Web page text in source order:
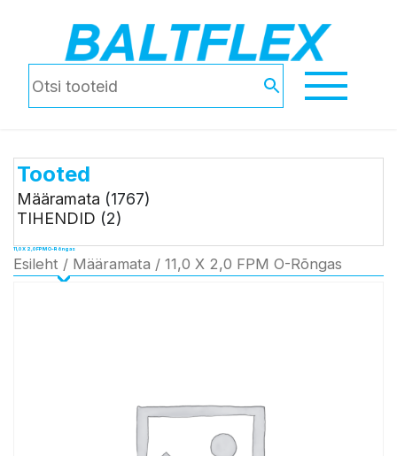
Tooted
Määramata (1767)
TIHENDID (2)
11,0 X 2,0 FPM O-Rõngas
Esileht / Määramata / 11,0 X 2,0 FPM O-Rõngas